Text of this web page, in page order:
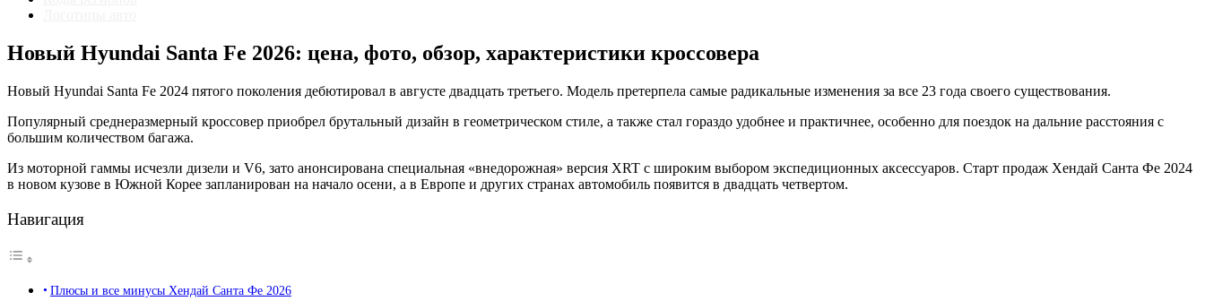
Новый Hyundai Santa Fe 2026: цена, фото, обзор, характеристики кроссовера
Новый Hyundai Santa Fe 2024 пятого поколения дебютировал в августе двадцать третьего. Модель претерпела самые радикальные изменения за все 23 года своего существования.
Популярный среднеразмерный кроссовер приобрел брутальный дизайн в геометрическом стиле, а также стал гораздо удобнее и практичнее, особенно для поездок на дальние расстояния с
большим количеством багажа.
Из моторной гаммы исчезли дизели и V6, зато анонсирована специальная «внедорожная» версия XRT с широким выбором экспедиционных аксессуаров. Старт продаж Хендай Санта Фе 2024
в новом кузове в Южной Корее запланирован на начало осени, а в Европе и других странах автомобиль появится в двадцать четвертом.
Навигация
Плюсы и все минусы Хендай Санта Фе 2026